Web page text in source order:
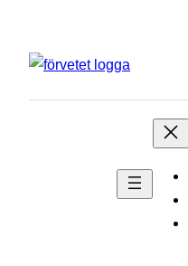
innehåll